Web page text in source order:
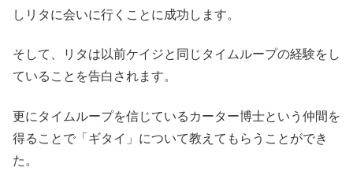
しリタに会いに行くことに成功します。
そして、リタは以前ケイジと同じタイムループの経験をし
ていることを告白されます。
更にタイムループを信じているカーター博士という仲間を
得ることで「ギタイ」について教えてもらうことができ
た。